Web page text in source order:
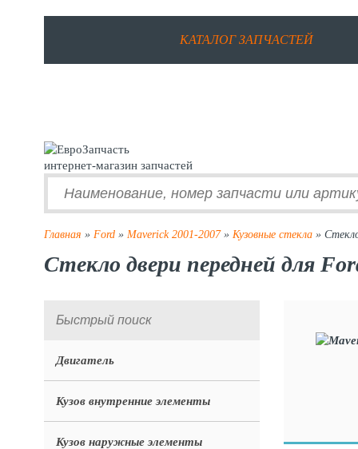
КАТАЛОГ ЗАПЧАСТЕЙ
интернет-магазин запчастей
Главная » Ford » Maverick 2001-2007» Кузовные стекла »
Стекло двери передней для
Двигатель
Кузов внутренние элементы
Кузов наружные элементы